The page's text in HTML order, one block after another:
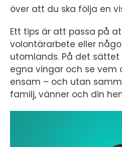
över att du ska följa en
Ett tips är att passa på
volontärarbete eller
utomlands. På det
egna vingar och se vem
ensam – och utan
familj, vänner och din